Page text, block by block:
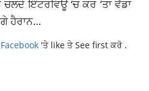
ਇੰਟਰਵਿਊ ‘ਚ ਕਰ ‘ਤਾ ਵੱਡਾ
ਹੈਰਾਨ…
Facebook 'ਤੇ like ਤੇ See first ਕਰੋ .